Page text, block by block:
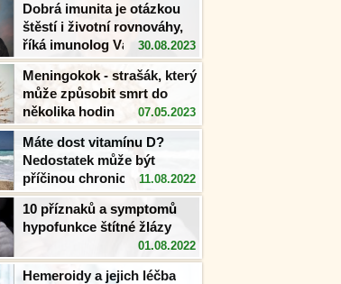
Dobrá imunita je otázkou
štěstí i životní rovnováhy,
říká imunolog Václav
Větvička
30.08.2023
Meningokok - strašák, který
může způsobit smrt do
několika hodin
07.05.2023
Máte dost vitamínu D?
Nedostatek může být
příčinou chronického
zánětu!
11.08.2022
10 příznaků a symptomů
hypofunkce štítné žlázy
01.08.2022
Hemeroidy a jejich léčba